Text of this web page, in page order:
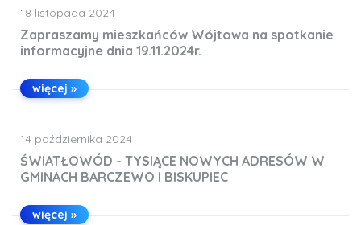
18 listopada 2024
Zapraszamy mieszkańców Wójtowa na spotkanie
informacyjne dnia 19.11.2024r.
więcej »
14 października 2024
ŚWIATŁOWÓD - TYSIĄCE NOWYCH ADRESÓW W
GMINACH BARCZEWO I BISKUPIEC
więcej »